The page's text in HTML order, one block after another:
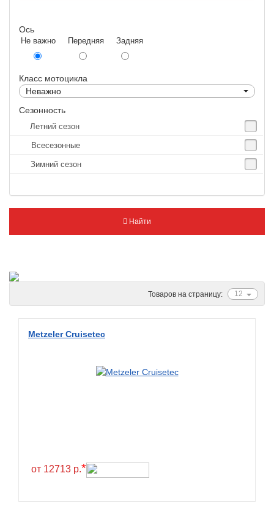
GoldenTyre
Gummy
IRC
IRC Tyre
Kenda
KINGS TIRE
Kingstone
Nankang
Pirelli
PMT
Titan
Ось
Не важно Передняя Задняя
Класс мотоцикла
Неважно
Сезонность
Летний сезон
Всесезонные
Зимний сезон
Найти
12
Товаров на страницу:
Metzeler Cruisetec
от 12713 р.*